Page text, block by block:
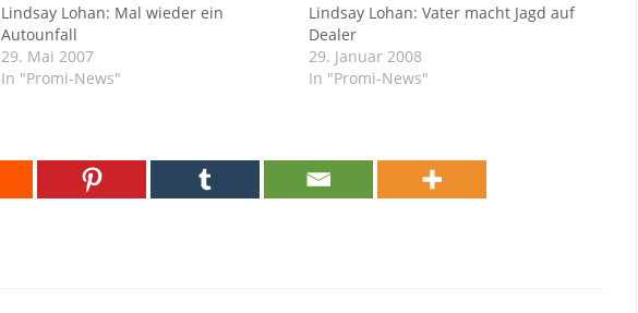
Lindsay Lohan: Mal wieder ein
Autounfall
29. Mai 2007
In "Promi-News"
Lindsay Lohan: Vater macht Jagd auf
Dealer
29. Januar 2008
In "Promi-News"